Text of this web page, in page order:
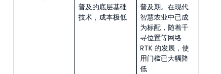
普及的底层基础
技术，成本极低
普及期。在现代
智慧农业中已成
为标配，随着千
寻位置等网络
RTK 的发展，使
用门槛已大幅降
低